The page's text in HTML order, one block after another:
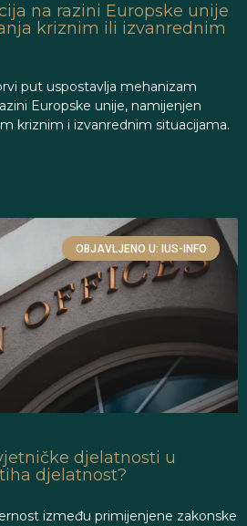
na razini Europske unije
kriznim ili izvanrednim
put uspostavlja mehanizam
Europske unije, namijenjen
kriznim i izvanrednim situacijama.
OBJAVLJENO U: IUS-INFO
djelatnosti u
djelatnost?
između primijenjene zakonske